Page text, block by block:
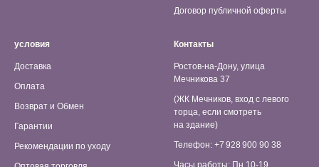
Договор публичной оферты
условия
Доставка
Оплата
Возврат и Обмен
Гарантии
Рекомендации по уходу
Контакты
Ростов-на-Дону, улица
Мечникова 37
(ЖК Мечников, вход с левого
торца, если смотреть
на здание)
Телефон: +7 928 900 90 38
Часы работы: Пн 10-19,